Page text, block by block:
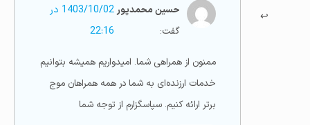
حسین محمدپور
گفت:
1403/10/02 در
22:16
ممنون از همراهی شما. امیدواریم همیشه بتوانیم
خدمات ارزنده‌ای به شما در همه همراهان موج
برتر ارائه کنیم. سپاسگزارم از توجه شما